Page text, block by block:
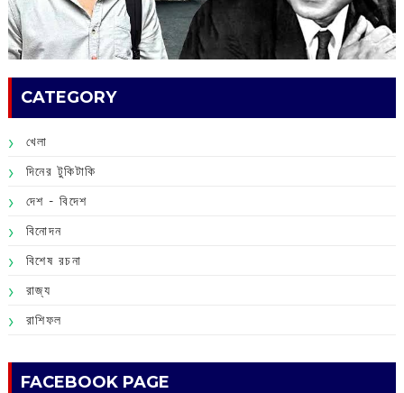
CATEGORY
খেলা
দিনের টুকিটাকি
দেশ - বিদেশ
বিনোদন
বিশেষ রচনা
রাজ্য
রাশিফল
FACEBOOK PAGE